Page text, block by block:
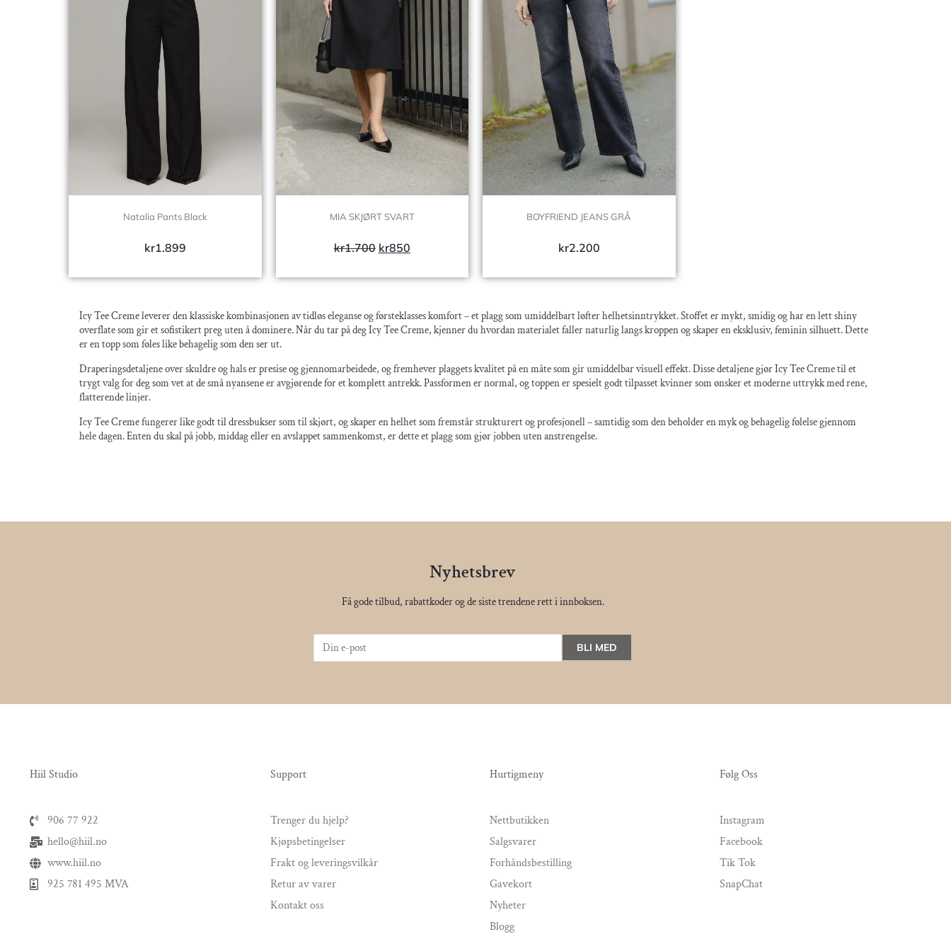
Natalia Pants Black
kr1.899
MIA SKJØRT SVART
kr1.700 kr850
BOYFRIEND JEANS GRÅ
kr2.200
Icy Tee Creme leverer den klassiske kombinasjonen av tidløs eleganse og førsteklasses komfort – et plagg som umiddelbart løfter helhetsinntrykket. Stoffet er mykt, smidig og har en lett shiny
overflate som gir et sofistikert preg uten å dominere. Når du tar på deg Icy Tee Creme, kjenner du hvordan materialet faller naturlig langs kroppen og skaper en eksklusiv, feminin silhuett. Dette
er en topp som føles like behagelig som den ser ut.
Draperingsdetaljene over skuldre og hals er presise og gjennomarbeidede, og fremhever plaggets kvalitet på en måte som gir umiddelbar visuell effekt. Disse detaljene gjør Icy Tee Creme til et
trygt valg for deg som vet at de små nyansene er avgjørende for et komplett antrekk. Passformen er normal, og toppen er spesielt godt tilpasset kvinner som ønsker et moderne uttrykk med rene,
flatterende linjer.
Icy Tee Creme fungerer like godt til dressbukser som til skjørt, og skaper en helhet som fremstår strukturert og profesjonell – samtidig som den beholder en myk og behagelig følelse gjennom
hele dagen. Enten du skal på jobb, middag eller en avslappet sammenkomst, er dette et plagg som gjør jobben uten anstrengelse.
Nyhetsbrev
Få gode tilbud, rabattkoder og de siste trendene rett i innboksen.
BLI MED
Hiil Studio
906 77 922
hello@hiil.no
www.hiil.no
925 781 495 MVA
Support
Trenger du hjelp?
Kjøpsbetingelser
Frakt og leveringsvilkår
Retur av varer
Kontakt oss
Hurtigmeny
Nettbutikken
Salgsvarer
Forhåndsbestilling
Gavekort
Nyheter
Blogg
Følg Oss
Instagram
Facebook
Tik Tok
SnapChat